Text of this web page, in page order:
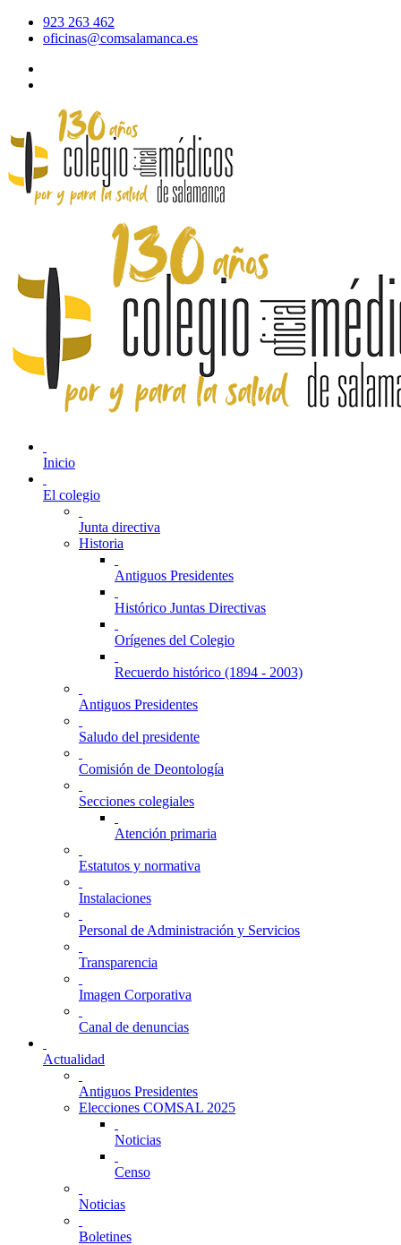
923 263 462
oficinas@comsalamanca.es
Inicio
El colegio
Junta directiva
Historia
Antiguos Presidentes
Histórico Juntas Directivas
Orígenes del Colegio
Recuerdo histórico (1894 - 2003)
Antiguos Presidentes
Saludo del presidente
Comisión de Deontología
Secciones colegiales
Atención primaria
Estatutos y normativa
Instalaciones
Personal de Administración y Servicios
Transparencia
Imagen Corporativa
Canal de denuncias
Actualidad
Antiguos Presidentes
Elecciones COMSAL 2025
Noticias
Censo
Noticias
Boletines